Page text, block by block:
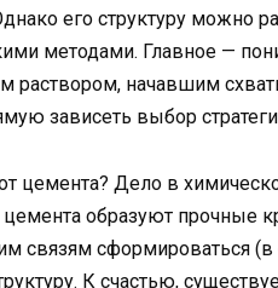
его структуру можно
методами. Главное —
раствором, начавшим
зависеть выбор
цемента? Дело в
образуют прочные
связям сформироваться
К счастью,